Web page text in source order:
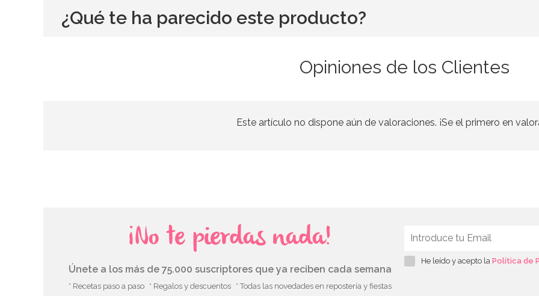
¿Qué te ha parecido este producto?
Opiniones de los Clientes
Este artículo no dispone aún de valoraciones. ¡Se el primero en
¡No te pierdas nada!
Únete a los más de 75.000 suscriptores que ya reciben cada semana
* Recetas paso a paso * Regalos y descuentos * Todas las novedades en repostería y fiestas
He leído y acepto la Política de